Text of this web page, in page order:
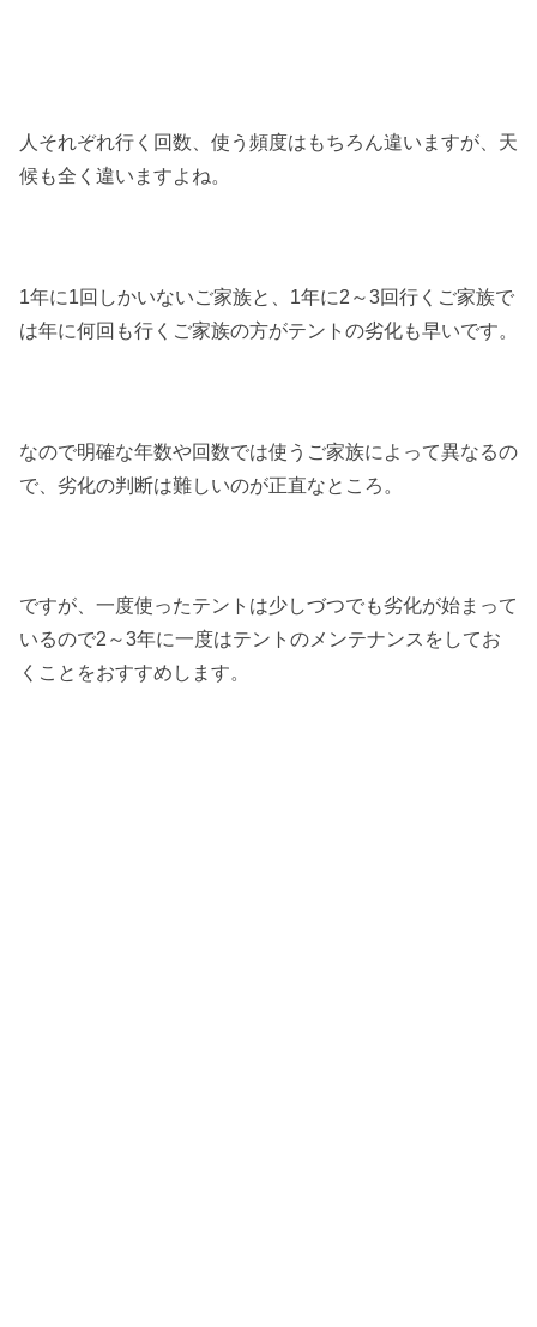
人それぞれ行く回数、使う頻度はもちろん違いますが、天
候も全く違いますよね。
1年に1回しかいないご家族と、1年に2～3回行くご家族で
は年に何回も行くご家族の方がテントの劣化も早いです。
なので明確な年数や回数では使うご家族によって異なるの
で、劣化の判断は難しいのが正直なところ。
ですが、一度使ったテントは少しづつでも劣化が始まって
いるので2～3年に一度はテントのメンテナンスをしてお
くことをおすすめします。